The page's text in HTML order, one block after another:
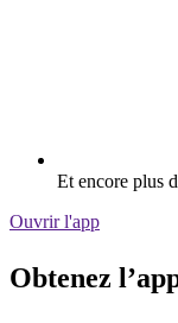
Et encore plus
Ouvrir l'app
Obtenez